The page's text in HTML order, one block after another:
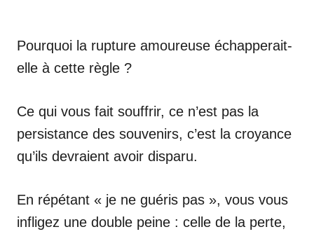
Pourquoi la rupture amoureuse échapperait-
elle à cette règle ?
Ce qui vous fait souffrir, ce n’est pas la
persistance des souvenirs, c’est la croyance
qu’ils devraient avoir disparu.
En répétant « je ne guéris pas », vous vous
infligez une double peine : celle de la perte,